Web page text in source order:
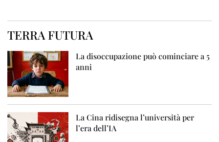
TERRA FUTURA
La disoccupazione può cominciare a 5
anni
La Cina ridisegna l’università per
l’era dell’IA